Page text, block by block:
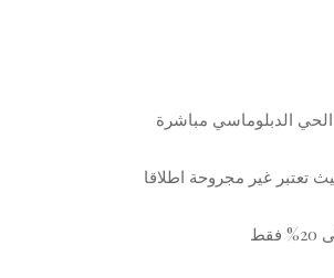
الدبلوماسي مباشرة